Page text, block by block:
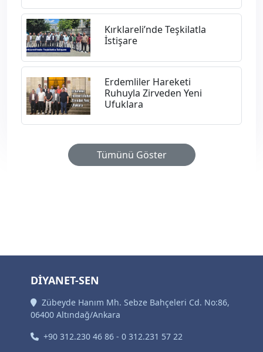
Kırklareli’nde Teşkilatla
İstişare
Erdemliler Hareketi
Ruhuyla Zirveden Yeni
Ufuklara
Tümünü Göster
DİYANET-SEN
Zübeyde Hanım Mh. Sebze Bahçeleri Cd. No:86,
06400 Altındağ/Ankara
+90 312.230 46 86 - 0 312.231 57 22